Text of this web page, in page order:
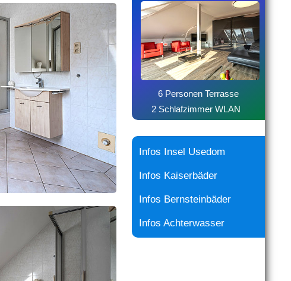
6 Personen Terrasse
2 Schlafzimmer WLAN
Infos Insel Usedom
Infos Kaiserbäder
Infos Bernsteinbäder
Infos Achterwasser